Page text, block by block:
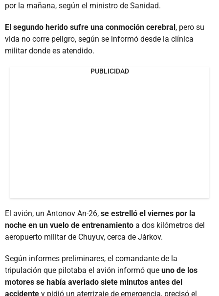
por la mañana, según el ministro de Sanidad.
El segundo herido sufre una conmoción cerebral, pero su
vida no corre peligro, según se informó desde la clínica
militar donde es atendido.
PUBLICIDAD
El avión, un Antonov An-26, se estrelló el viernes por la
noche en un vuelo de entrenamiento a dos kilómetros del
aeropuerto militar de Chuyuv, cerca de Járkov.
Según informes preliminares, el comandante de la
tripulación que pilotaba el avión informó que uno de los
motores se había averiado siete minutos antes del
accidente y pidió un aterrizaje de emergencia, precisó el